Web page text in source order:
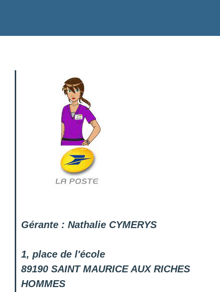
Gérante : Nathalie CYMERYS
1, place de l'école
89190 SAINT MAURICE AUX RICHES
HOMMES